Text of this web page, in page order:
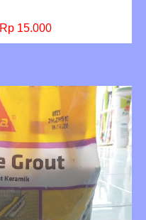
Rp 15.000